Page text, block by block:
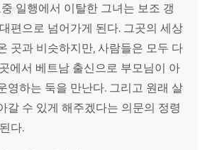
일행에서 이탈한 그녀는 보조 갱
편으로 넘어가게 된다. 그곳의 세상
곳과 비슷하지만, 사람들은 모두 다
에서 베트남 출신으로 부모님이 아
영하는 둑을 만난다. 그리고 원래 살
갈 수 있게 해주겠다는 의문의 정령
다.